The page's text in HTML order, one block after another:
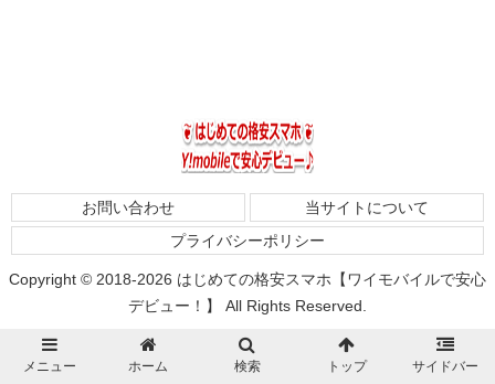
お問い合わせ
当サイトについて
プライバシーポリシー
Copyright © 2018-2026 はじめての格安スマホ【ワイモバイルで安心
デビュー！】 All Rights Reserved.
メニュー ホーム 検索 トップ サイドバー